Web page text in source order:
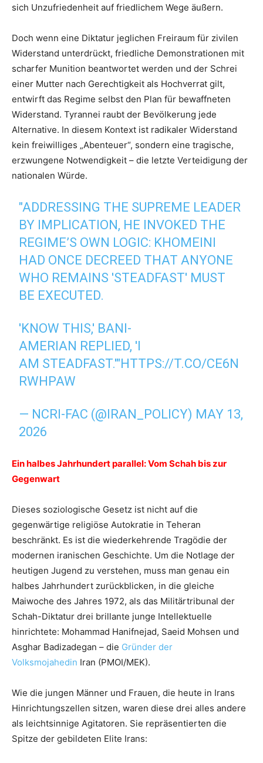
sich Unzufriedenheit auf friedlichem Wege äußern.
Doch wenn eine Diktatur jeglichen Freiraum für zivilen
Widerstand unterdrückt, friedliche Demonstrationen mit
scharfer Munition beantwortet werden und der Schrei
einer Mutter nach Gerechtigkeit als Hochverrat gilt,
entwirft das Regime selbst den Plan für bewaffneten
Widerstand. Tyrannei raubt der Bevölkerung jede
Alternative. In diesem Kontext ist radikaler Widerstand
kein freiwilliges „Abenteuer“, sondern eine tragische,
erzwungene Notwendigkeit – die letzte Verteidigung der
nationalen Würde.
"ADDRESSING THE SUPREME LEADER
BY IMPLICATION, HE INVOKED THE
REGIME’S OWN LOGIC: KHOMEINI
HAD ONCE DECREED THAT ANYONE
WHO REMAINS 'STEADFAST' MUST
BE EXECUTED.
'KNOW THIS,' BANI-
AMERIAN REPLIED, 'I
AM STEADFAST.'"HTTPS://T.CO/CE6N
RWHPAW
— NCRI-FAC (@IRAN_POLICY) MAY 13,
2026
Ein halbes Jahrhundert parallel: Vom Schah bis zur
Gegenwart
Dieses soziologische Gesetz ist nicht auf die
gegenwärtige religiöse Autokratie in Teheran
beschränkt. Es ist die wiederkehrende Tragödie der
modernen iranischen Geschichte. Um die Notlage der
heutigen Jugend zu verstehen, muss man genau ein
halbes Jahrhundert zurückblicken, in die gleiche
Maiwoche des Jahres 1972, als das Militärtribunal der
Schah-Diktatur drei brillante junge Intellektuelle
hinrichtete: Mohammad Hanifnejad, Saeid Mohsen und
Asghar Badizadegan – die Gründer der
Volksmojahedin Iran (PMOI/MEK).
Wie die jungen Männer und Frauen, die heute in Irans
Hinrichtungszellen sitzen, waren diese drei alles andere
als leichtsinnige Agitatoren. Sie repräsentierten die
Spitze der gebildeten Elite Irans: